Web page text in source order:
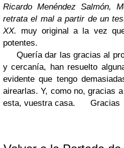
Ricardo Menéndez Salmón,
retrata el mal a partir de un
XX.
muy original a la vez
potentes.
Quería dar las gracias al
y cercanía, han resuelto
evidente que tengo
airearlas. Y, como no, gracias
esta, vuestra casa.
Gracias